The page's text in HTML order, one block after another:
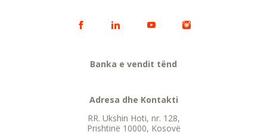
Banka e vendit tënd
Adresa dhe Kontakti
RR. Ukshin Hoti, nr. 128,
Prishtinë 10000, Kosovë